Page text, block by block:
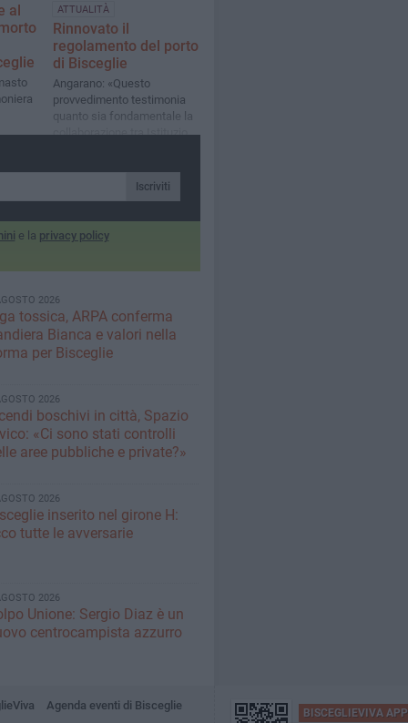
al
ATTUALITÀ
Rinnovato il
regolamento del porto
di Bisceglie
Angarano: «Questo
provvedimento testimonia
quanto sia fondamentale la
collaborazione tra Istituzioni
Iscriviti
e la privacy policy
2026
tossica, ARPA conferma
Bianca e valori nella
per Bisceglie
2026
boschivi in città, Spazio
«Ci sono stati controlli
aree pubbliche e private?»
2026
inserito nel girone H:
tutte le avversarie
2026
Unione: Sergio Diaz è un
centrocampista azzurro
Agenda eventi di Bisceglie
BISCEGLIEVIVA APP